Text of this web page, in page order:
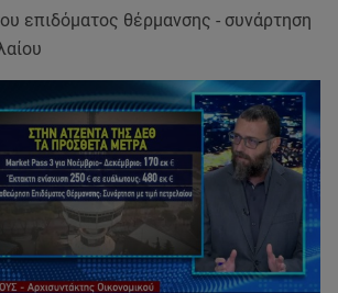
επιδόματος θέρμανσης - συνάρτηση